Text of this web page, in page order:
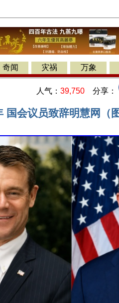
奇闻 灾祸 万象
人气： 39,750 分享：
会议员致辞明慧网（图